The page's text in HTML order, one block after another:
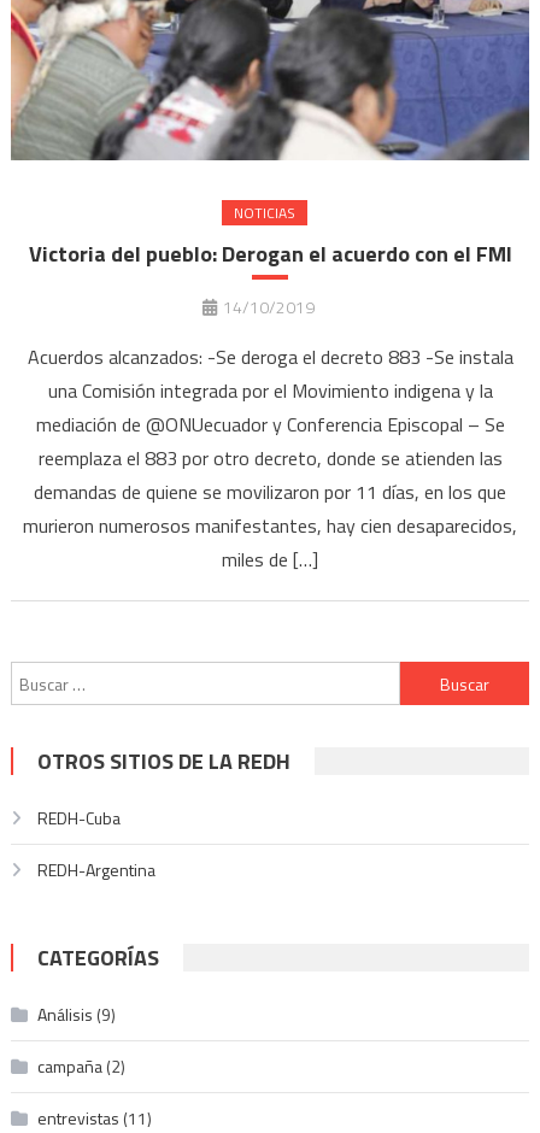
NOTICIAS
Victoria del pueblo: Derogan el acuerdo con el FMI
14/10/2019
Acuerdos alcanzados: -Se deroga el decreto 883 -Se instala
una Comisión integrada por el Movimiento indigena y la
mediación de @ONUecuador y Conferencia Episcopal – Se
reemplaza el 883 por otro decreto, donde se atienden las
demandas de quiene se movilizaron por 11 días, en los que
murieron numerosos manifestantes, hay cien desaparecidos,
miles de […]
Buscar:
OTROS SITIOS DE LA REDH
REDH-Cuba
REDH-Argentina
CATEGORÍAS
Análisis (9)
campaña(2)
entrevistas (11)